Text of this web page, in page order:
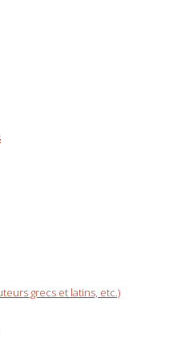
grecs et latins, etc.)